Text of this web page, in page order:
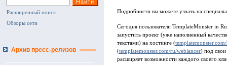
Расширенный поиск
Обзоры сети
Архив пресс-релизов
Подробности вы можете узнать на
Сегодня пользователи TemplateMonster in
запустить проект (уже наполненный
текстами) на хостинге (
(templatemonster.com/ru/weblancer) под свои
расширяет возможности каждого своего